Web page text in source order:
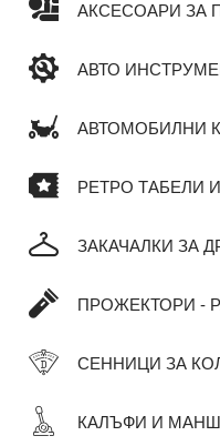
АКСЕСОАРИ ЗА
АВТО
АВТОМОБИЛНИ
РЕТРО ТАБЕЛИ
ЗАКАЧАЛКИ ЗА
ПРОЖЕКТОРИ -
СЕННИЦИ ЗА
КАЛЪФИ И